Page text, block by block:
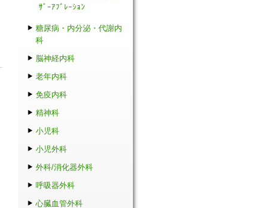
ｻﾞｰｱﾌﾞﾚｰｼｮﾝ
糖尿病・内分泌・代謝内
科
脳神経内科
老年内科
免疫内科
精神科
小児科
小児外科
外科/消化器外科
呼吸器外科
心臓血管外科